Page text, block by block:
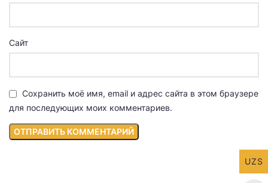
Сайт
Сохранить моё имя, email и адрес сайта в этом браузере
для последующих моих комментариев.
UZS